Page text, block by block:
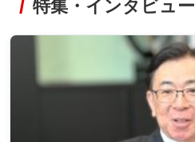
特集・インタビュー